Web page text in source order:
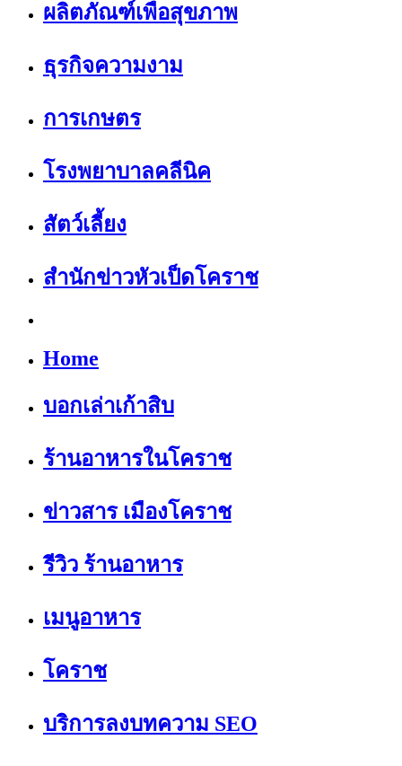
ผลิตภัณฑ์เพื่อสุขภาพ
ธุรกิจความงาม
การเกษตร
โรงพยาบาลคลีนิค
สัตว์เลี้ยง
สำนักข่าวหัวเป็ดโคราช
Home
บอกเล่าเก้าสิบ
ร้านอาหารในโคราช
ข่าวสาร เมืองโคราช
รีวิว ร้านอาหาร
เมนูอาหาร
โคราช
บริการลงบทความ SEO